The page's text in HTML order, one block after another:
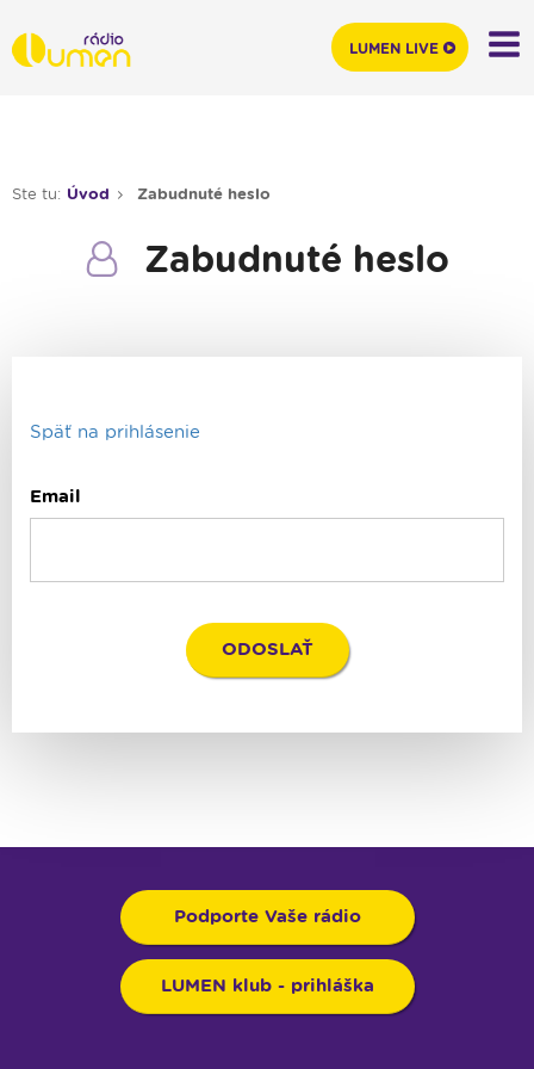
Ste tu: Úvod Zabudnuté heslo
Zabudnuté heslo
Späť na prihlásenie
Email
Podporte Vaše rádio
LUMEN klub - prihláška
LUMEN LIVE